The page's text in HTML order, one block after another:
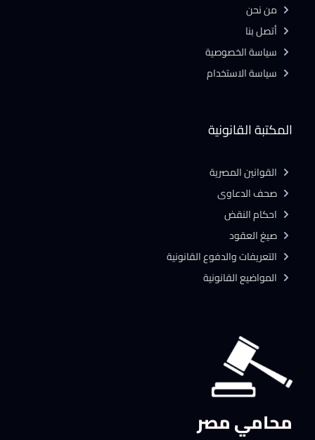
محامي مصر
المكتبة القانونية
القوانين المصرية
صحف الدعاوى
احكام النقض
صيغ العقود
التعريفات والدفوع القانونية
المواضيع القانونية
من نحن
أتصل بنا
سياسة الخصوصية
سياسة الاستخدام